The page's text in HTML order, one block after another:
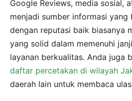
Google Reviews, media sosial,
menjadi sumber informasi yang
dengan reputasi baik biasanya
yang solid dalam memenuhi
layanan berkualitas. Anda juga
daftar percetakan di wilayah
daerah lain untuk membaca